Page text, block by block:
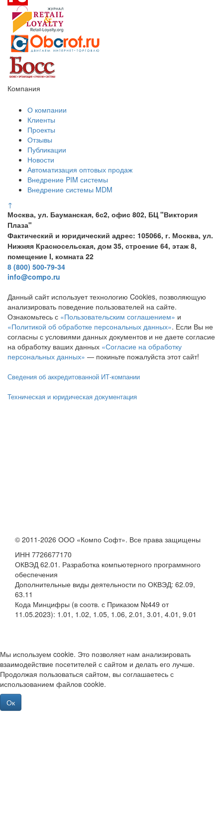
Компания
О компании
Клиенты
Проекты
Отзывы
Публикации
Новости
Автоматизация оптовых продаж
Внедрение PIM системы
Внедрение системы MDM
↑
Москва, ул. Бауманская, 6с2, офис 802, БЦ "Виктория
Плаза"
Фактический и юридический адрес: 105066, г. Москва, ул.
Нижняя Красносельская, дом 35, строение 64, этаж 8,
помещение I, комната 22
8 (800) 500-79-34
info@compo.ru
Данный сайт использует технологию Cookies, позволяющую
анализировать поведение пользователей на сайте.
Ознакомьтесь с «Пользовательским соглашением» и
«Политикой об обработке персональных данных». Если Вы не
согласны с условиями данных документов и не даете согласие
на обработку ваших данных «Согласие на обработку
персональных данных» — покиньте пожалуйста этот сайт!
Сведения об аккредитованной ИТ-компании
Техническая и юридическая документация
© 2011-2026 ООО «Компо Софт». Все права защищены
ИНН 7726677170
ОКВЭД 62.01. Разработка компьютерного программного
обеспечения
Дополнительные виды деятельности по ОКВЭД: 62.09,
63.11
Кода Минцифры (в соотв. с Приказом №449 от
11.05.2023): 1.01, 1.02, 1.05, 1.06, 2.01, 3.01, 4.01, 9.01
Мы используем cookie. Это позволяет нам анализировать
взаимодействие посетителей с сайтом и делать его лучше.
Продолжая пользоваться сайтом, вы соглашаетесь с
использованием файлов cookie.
Ок